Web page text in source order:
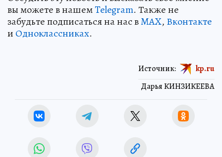
вы можете в нашемTelegram. Также не
забудьте подписаться на нас вMAX, Вконтакте
и Одноклассниках.
Дарья КИНЗИКЕЕВА
Источник: kp.ru